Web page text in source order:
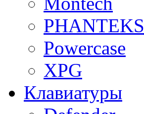
PHANTEKS
Powercase
XPG
Клавиатуры